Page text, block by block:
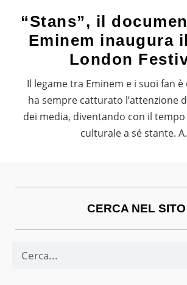
“Stans”, il
Eminem inaugura
London
Il legame tra Eminem e i suoi fan
ha sempre catturato l’attenzione
dei media, diventando con il
culturale a sé stante.
CERCA NEL SITO